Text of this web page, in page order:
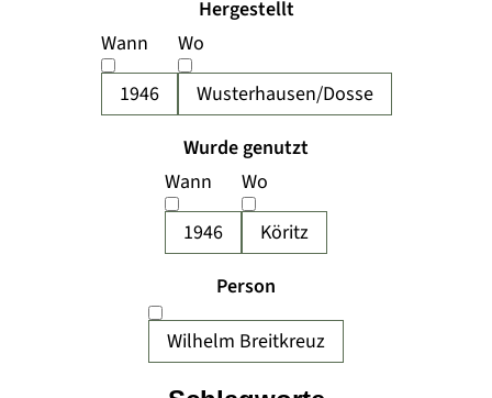
Hergestellt
Wann
1946
Wo
Wusterhausen/Dosse
Wurde genutzt
Wann
1946
Wo
Köritz
Person
Wilhelm Breitkreuz